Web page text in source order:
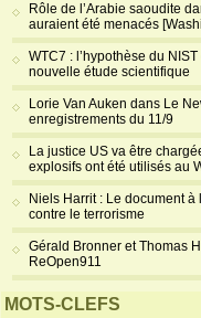
Rôle de l’Arabie saoudite
auraient été menacés
WTC7 : l’hypothèse du
nouvelle étude scientifique
Lorie Van Auken dans Le
enregistrements du 11/9
La justice US va être
explosifs ont été utilisés au
Niels Harrit : Le document à
contre le terrorisme
Gérald Bronner et Thomas
ReOpen911
MOTS-CLEFS